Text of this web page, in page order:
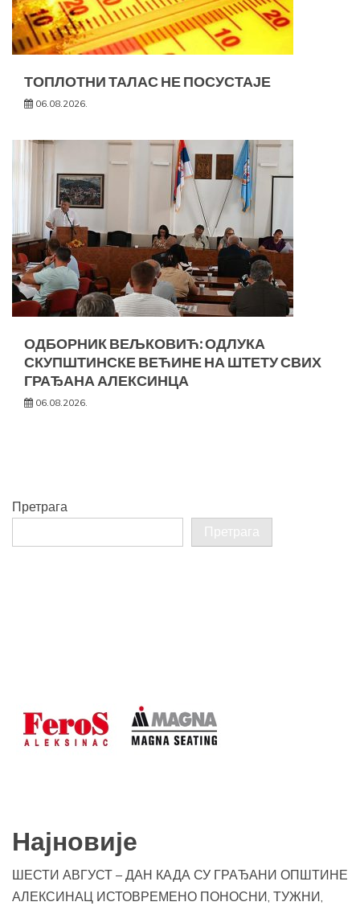
ТОПЛОТНИ ТАЛАС НЕ ПОСУСТАЈЕ
06.08.2026.
ОДБОРНИК ВЕЉКОВИЋ: ОДЛУКА
СКУПШТИНСКЕ ВЕЋИНЕ НА ШТЕТУ СВИХ
ГРАЂАНА АЛЕКСИНЦА
06.08.2026.
Претрага
Претрага
Најновије
ШЕСТИ АВГУСТ – ДАН КАДА СУ ГРАЂАНИ ОПШТИНЕ
АЛЕКСИНАЦ ИСТОВРЕМЕНО ПОНОСНИ, ТУЖНИ,